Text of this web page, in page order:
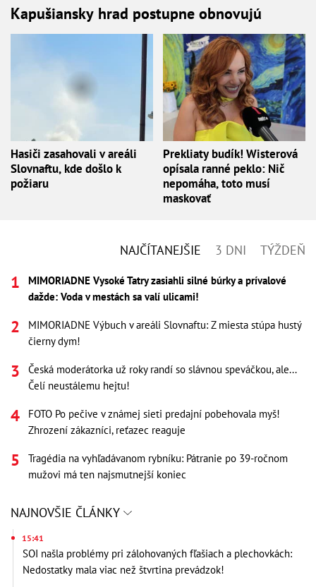
Kapušiansky hrad postupne obnovujú
Hasiči zasahovali v areáli
Slovnaftu, kde došlo k
požiaru
Prekliaty budík! Wisterová
opísala ranné peklo: Nič
nepomáha, toto musí
maskovať
NAJČÍTANEJŠIE 3 DNI TÝŽDEŇ
MIMORIADNE Vysoké Tatry zasiahli silné búrky a prívalové
dažde: Voda v mestách sa valí ulicami!
MIMORIADNE Výbuch v areáli Slovnaftu: Z miesta stúpa hustý
čierny dym!
Česká moderátorka už roky randí so slávnou speváčkou, ale...
Čelí neustálemu hejtu!
FOTO Po pečive v známej sieti predajní pobehovala myš!
Zhrození zákazníci, reťazec reaguje
Tragédia na vyhľadávanom rybníku: Pátranie po 39-ročnom
mužovi má ten najsmutnejší koniec
NAJNOVŠIE ČLÁNKY
15:41
SOI našla problémy pri zálohovaných fľašiach a plechovkách:
Nedostatky mala viac než štvrtina prevádzok!